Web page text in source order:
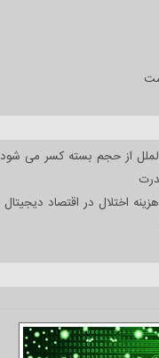
از حجم بسته کسر می شود
اختلال در اقتصاد دیجیتال